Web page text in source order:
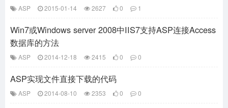
ASP 2015-01-14 2627 0 1
Win7或Windows server 2008中IIS7支持ASP连接Access
数据库的方法
ASP 2014-12-18 2415 0 0
ASP实现文件直接下载的代码
ASP 2014-08-10 2353 0 0